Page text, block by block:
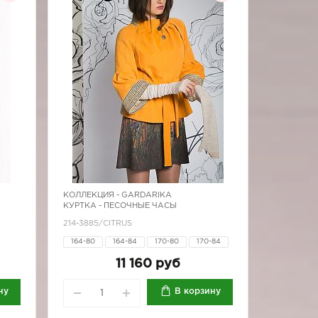
КОЛЛЕКЦИЯ - GARDARIKA
КУРТКА - ПЕСОЧНЫЕ ЧАСЫ
214-3885/CITRUS
164-80 164-84 170-80 170-84
11 160 руб
В корзину